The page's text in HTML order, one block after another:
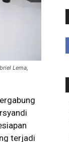
Lema,
terjadi